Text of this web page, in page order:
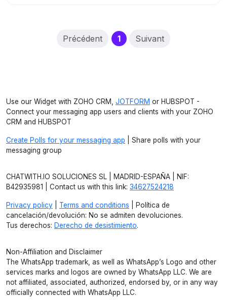
Précédent 1(current)
Suivant
Use our Widget with ZOHO CRM, JOTFORM or HUBSPOT -
Connect your messaging app users and clients with your ZOHO
CRM and HUBSPOT
Create Polls for your messaging app | Share polls with your
messaging group
CHATWITH.IO SOLUCIONES SL | MADRID-ESPAÑA | NIF:
B42935981 | Contact us with this link: 34627524218
Privacy policy Terms and conditions | Política de
cancelación/devolución: No se admiten devoluciones.
Tus derechos: Derecho de desistimiento.
Non-Affiliation and Disclaimer
The WhatsApp trademark, as well as WhatsApp’s Logo and other
services marks and logos are owned by WhatsApp LLC. We are
not affiliated, associated, authorized, endorsed by, or in any way
officially connected with WhatsApp LLC.